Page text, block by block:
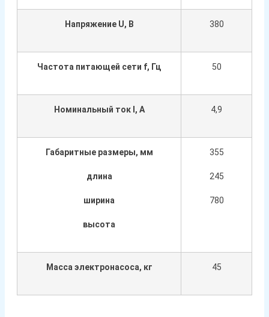
Напряжение U, В 380
Частота питающей сети f, Гц 50
Номинальный ток I, А 4,9
Габаритные размеры, мм
длина
ширина
высота
355
245
780
Масса электронасоса, кг 45